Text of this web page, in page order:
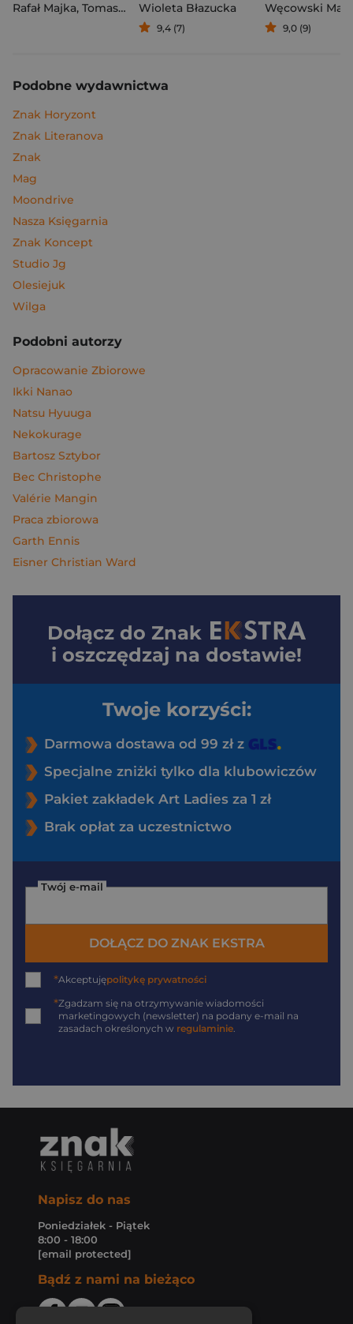
Rafał Majka, Tomasz Kalemba
Wioleta Błazucka
9,4 (7)
Węcowski
9,0 (9)
Podobne wydawnictwa
Znak Horyzont
Znak Literanova
Znak
Mag
Moondrive
Nasza Księgarnia
Znak Koncept
Studio Jg
Olesiejuk
Wilga
Podobni autorzy
Opracowanie Zbiorowe
Ikki Nanao
Natsu Hyuuga
Nekokurage
Bartosz Sztybor
Bec Christophe
Valérie Mangin
Praca zbiorowa
Garth Ennis
Eisner Christian Ward
Dołącz do Znak
i oszczędzaj na dostawie!
Twoje korzyści:
Darmowa dostawa od 99 zł z
Specjalne zniżki tylko dla klubowiczów
Pakiet zakładek Art Ladies za 1 zł
Brak opłat za uczestnictwo
Twój e-mail
DOŁĄCZ DO ZNAK EKSTRA
*Akceptujępolitykę prywatności
*Zgadzam się na otrzymywanie wiadomości
marketingowych (newsletter) na podany e-mail na
zasadach określonych w regulaminie.
Napisz do nas
Poniedziałek - Piątek
8:00 - 18:00
[email protected]
Bądź z nami na bieżąco